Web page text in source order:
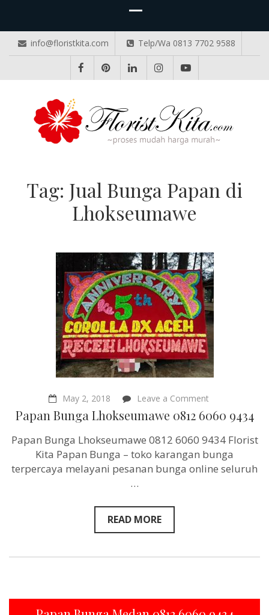
info@floristkita.com Telp/Wa 0813 7702 9588
Tag: Jual Bunga Papan di
Lhokseumawe
May 2, 2018 Leave a Commenton
Papan
Bunga
0812
9434
Papan Bunga Lhokseumawe 0812 6060 9434
Papan Bunga Lhokseumawe 0812 6060 9434 Florist
Kita Papan Bunga – toko karangan bunga
terpercaya melayani pesanan bunga online seluruh
…
READ MORE